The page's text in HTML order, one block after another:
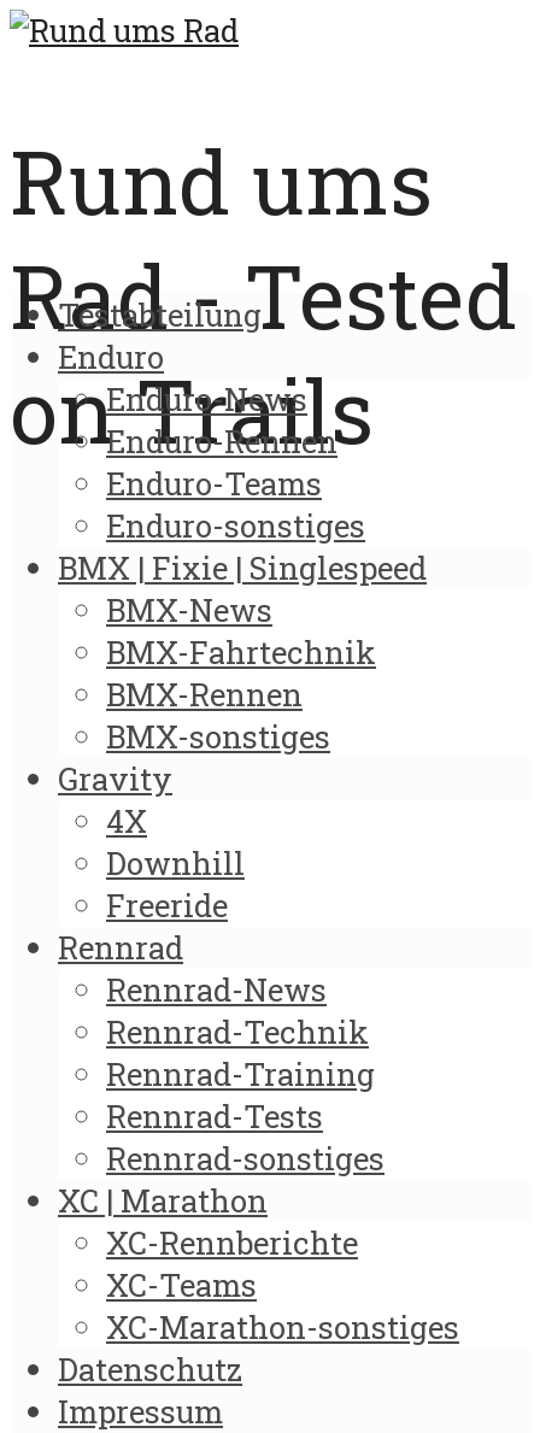
Rund ums
Rad - Tested
on Trails
Testabteilung
Enduro
Enduro-News
Enduro-Rennen
Enduro-Teams
Enduro-sonstiges
BMX | Fixie | Singlespeed
BMX-News
BMX-Fahrtechnik
BMX-Rennen
BMX-sonstiges
Gravity
4X
Downhill
Freeride
Rennrad
Rennrad-News
Rennrad-Technik
Rennrad-Training
Rennrad-Tests
Rennrad-sonstiges
XC | Marathon
XC-Rennberichte
XC-Teams
XC-Marathon-sonstiges
Datenschutz
Impressum